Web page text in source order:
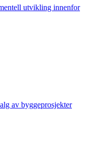
utvikling innenfor
av byggeprosjekter